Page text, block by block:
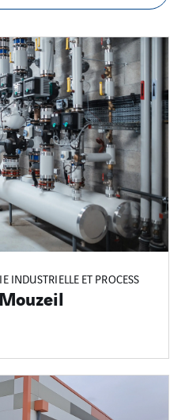
INDUSTRIELLE ET PROCESS